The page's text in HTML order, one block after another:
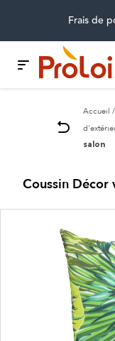
Frais de
Accueil
salon
Coussin Décor